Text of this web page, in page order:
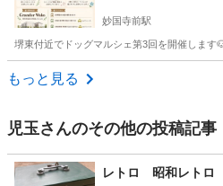
妙国寺前駅
堺東付近でドッグマルシェ第3回を開催します
大阪 堺市
もっと見る
児玉さんのその他の投稿記事
レトロ 昭和レト